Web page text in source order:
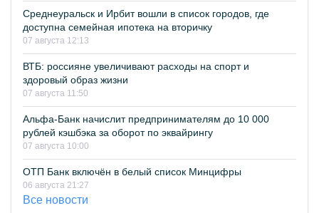
Среднеуральск и Ирбит вошли в список городов, где
доступна семейная ипотека на вторичку
07 августа 12:13
ВТБ: россияне увеличивают расходы на спорт и
здоровый образ жизни
07 августа 11:50
Альфа-Банк начислит предпринимателям до 10 000
рублей кэшбэка за оборот по эквайрингу
07 августа 10:00
ОТП Банк включён в белый список Минцифры
06 августа 21:27
Все новости